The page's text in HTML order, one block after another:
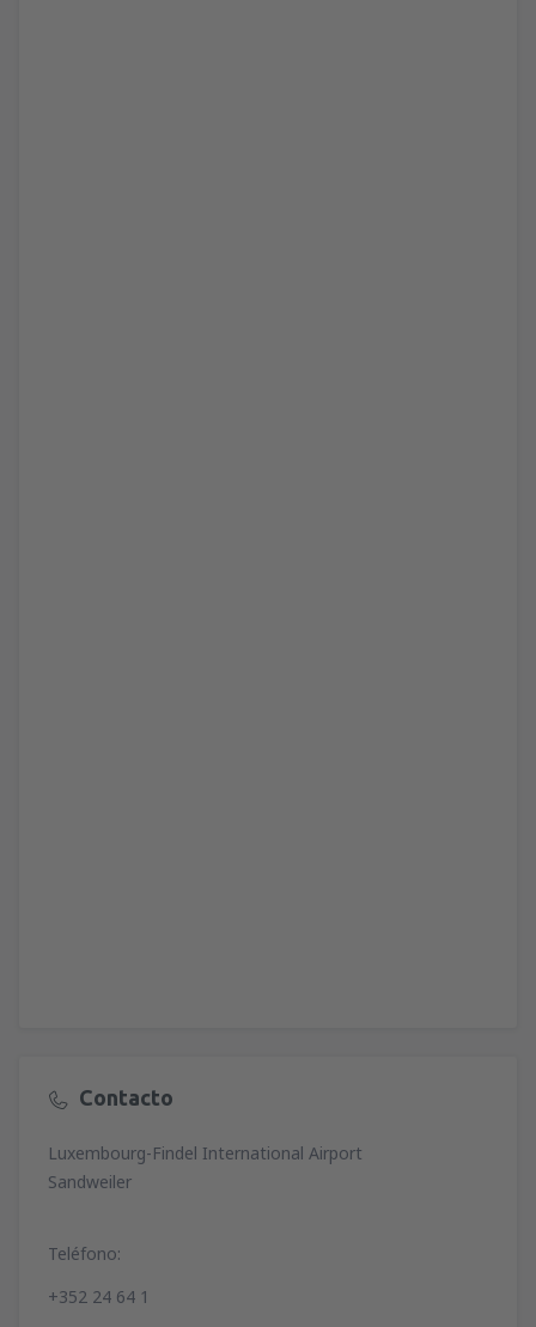
Contacto
Luxembourg-Findel International Airport
Sandweiler
Teléfono:
+352 24 64 1